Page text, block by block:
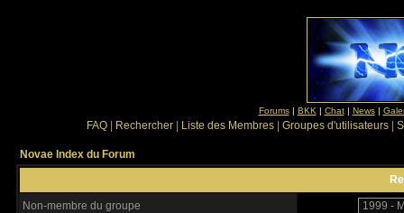
Forums| BKK | Chat| News|
FAQ Rechercher Liste des Membres Groupes d'utilisateurs
Novae Index du Forum
Non-membre du groupe